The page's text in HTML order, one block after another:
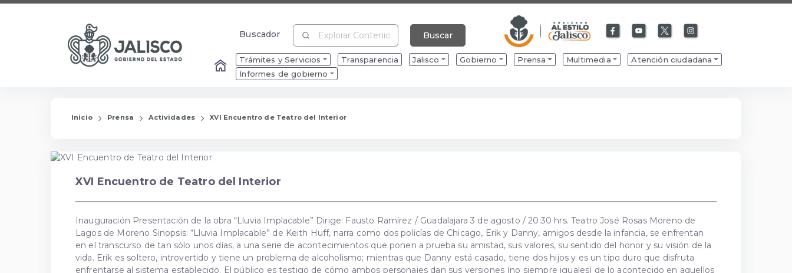
Buscador
Buscar
Facebook
de
Gobierno
de
Youtube
de
Gobierno
de
X
de
Gobierno
de
Instagram
de
Gobierno
de
Trámites y Servicios Transparencia Jalisco Gobierno Prensa Multimedia
Atención ciudadana
Informes de gobierno
Inicio Prensa Actividades XVI Encuentro de Teatro del Interior
XVI Encuentro de Teatro del Interior
Inauguración Presentación de la obra “Lluvia Implacable” Dirige: Fausto Ramírez / Guadalajara 3 de agosto / 20:30 hrs. Teatro José Rosas Moreno de
Lagos de Moreno Sinopsis: “Lluvia Implacable” de Keith Huff, narra como dos policías de Chicago, Erik y Danny, amigos desde la infancia, se enfrentan
en el transcurso de tan sólo unos días, a una serie de acontecimientos que ponen a prueba su amistad, sus valores, su sentido del honor y su visión de la
vida. Erik es soltero, introvertido y tiene un problema de alcoholismo; mientras que Danny está casado, tiene dos hijos y es un tipo duro que disfruta
enfrentarse al sistema establecido. El público es testigo de cómo ambos personajes dan sus versiones (no siempre iguales) de lo acontecido en aquellos